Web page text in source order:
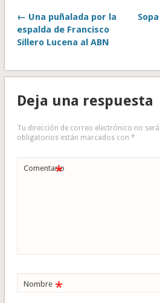
← Una puñalada por la
espalda de Francisco
Sillero Lucena al ABN
Deja una respuesta
Tu dirección de correo electrónico no
obligatorios están marcados con *
Comentario
*
Nombre *